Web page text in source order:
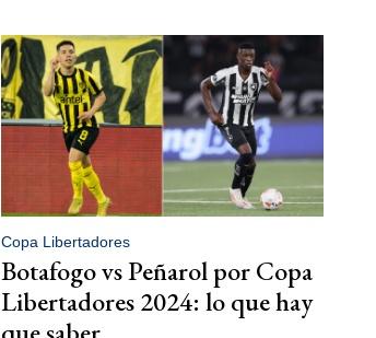
Copa Libertadores
Botafogo vs Peñarol por Copa
Libertadores 2024: lo que hay